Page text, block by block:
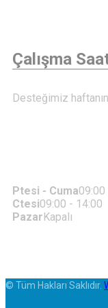
Çalışma
Desteğimiz
Ptesi - Cuma09:00
Ctesi09:00 - 14:00
PazarKapalı
© Tüm Hakları Saklıdır.